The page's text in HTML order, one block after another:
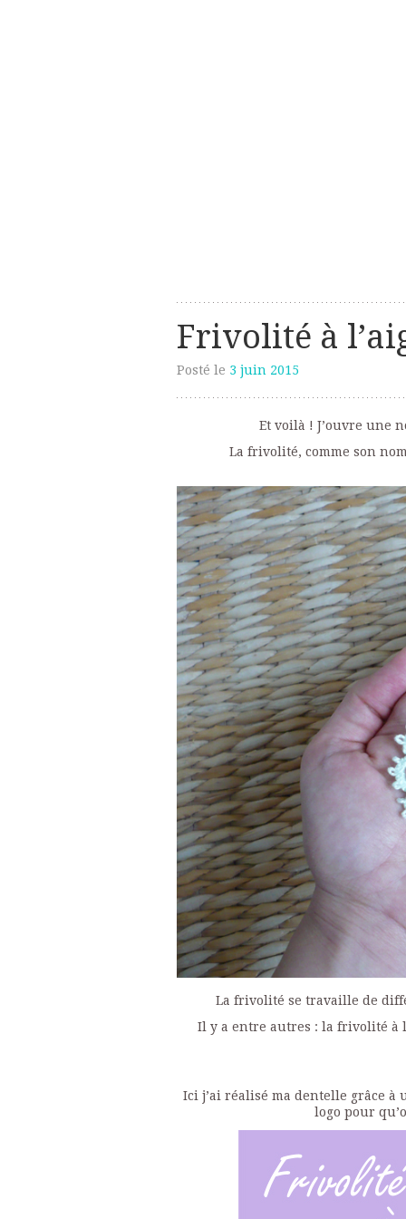
avec deux z
Frivolité à
Posté le 3 juin 2015
Et voilà ! J’ouvre une
La frivolité, comme son
La frivolité se travaille de
Il y a entre autres : la frivolité à
Ici j’ai réalisé ma dentelle grâce
logo pour